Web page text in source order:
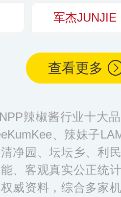
军杰JUNJIE
查看更多
辣椒酱行业十大
、辣妹子
净园、坛坛乡、利
、客观真实公正统
威资料，综合多家